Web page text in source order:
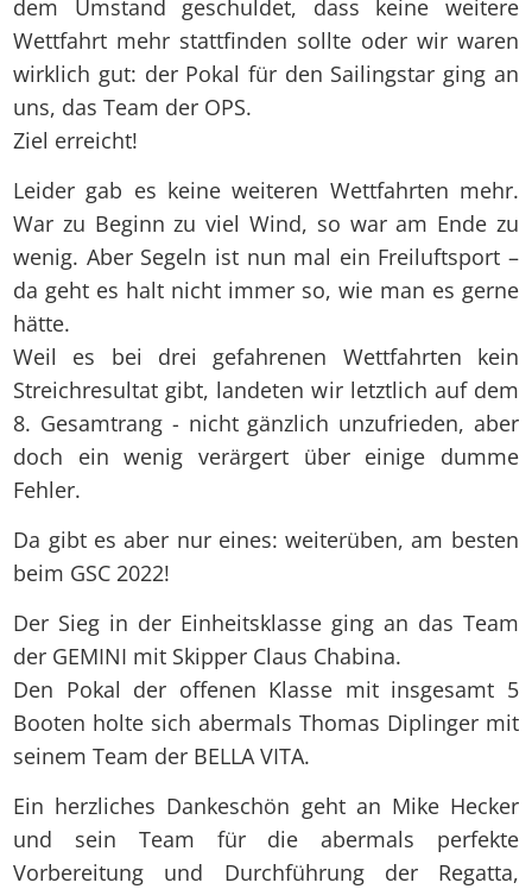
dem Umstand geschuldet, dass keine weitere
Wettfahrt mehr stattfinden sollte oder wir waren
wirklich gut: der Pokal für den Sailingstar ging an
uns, das Team der OPS.
Ziel erreicht!
Leider gab es keine weiteren Wettfahrten mehr.
War zu Beginn zu viel Wind, so war am Ende zu
wenig. Aber Segeln ist nun mal ein Freiluftsport –
da geht es halt nicht immer so, wie man es gerne
hätte.
Weil es bei drei gefahrenen Wettfahrten kein
Streichresultat gibt, landeten wir letztlich auf dem
8. Gesamtrang - nicht gänzlich unzufrieden, aber
doch ein wenig verärgert über einige dumme
Fehler.
Da gibt es aber nur eines: weiterüben, am besten
beim GSC 2022!
Der Sieg in der Einheitsklasse ging an das Team
der GEMINI mit Skipper Claus Chabina.
Den Pokal der offenen Klasse mit insgesamt 5
Booten holte sich abermals Thomas Diplinger mit
seinem Team der BELLA VITA.
Ein herzliches Dankeschön geht an Mike Hecker
und sein Team für die abermals perfekte
Vorbereitung und Durchführung der Regatta,